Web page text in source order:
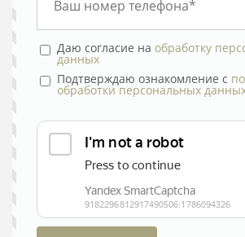
Даю согласие на обработку
данных
Подтверждаю ознакомление с
обработки персональных